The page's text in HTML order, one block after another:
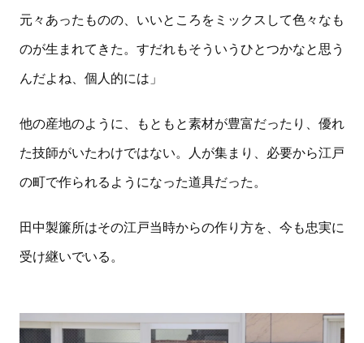
元々あったものの、いいところをミックスして色々なも
のが生まれてきた。すだれもそういうひとつかなと思う
んだよね、個人的には」
他の産地のように、もともと素材が豊富だったり、優れ
た技師がいたわけではない。人が集まり、必要から江戸
の町で作られるようになった道具だった。
田中製簾所はその江戸当時からの作り方を、今も忠実に
受け継いでいる。